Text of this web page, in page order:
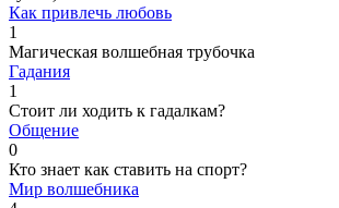
Как привлечь любовь
1
Магическая волшебная трубочка
Гадания
1
Стоит ли ходить к гадалкам?
Общение
0
Кто знает как ставить на спорт?
Мир волшебника